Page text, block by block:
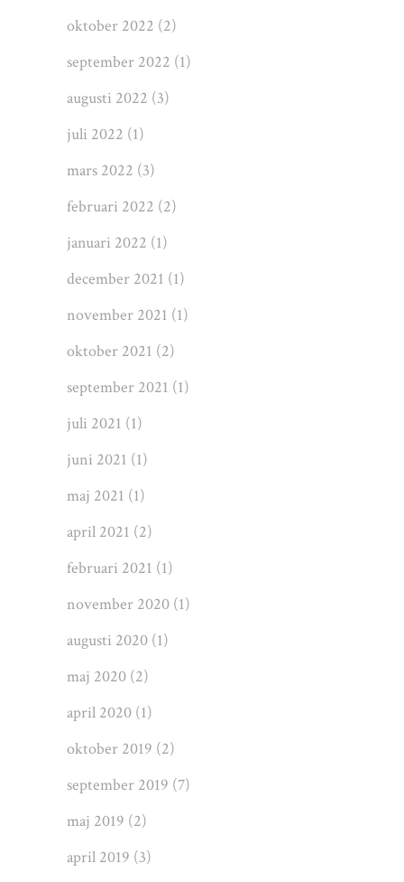
oktober 2022 (2)
september 2022 (1)
augusti 2022 (3)
juli 2022 (1)
mars 2022 (3)
februari 2022 (2)
januari 2022 (1)
december 2021 (1)
november 2021 (1)
oktober 2021 (2)
september 2021 (1)
juli 2021 (1)
juni 2021 (1)
maj 2021 (1)
april 2021 (2)
februari 2021 (1)
november 2020 (1)
augusti 2020 (1)
maj 2020 (2)
april 2020 (1)
oktober 2019 (2)
september 2019 (7)
maj 2019 (2)
april 2019 (3)